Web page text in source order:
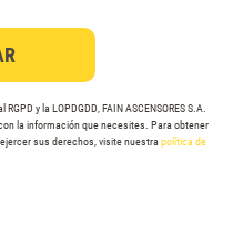
RGPD y la LOPDGDD, FAIN ASCENSORES S.A.
la información que necesites. Para obtener
sus derechos, visite nuestra política de